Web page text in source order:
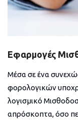
Εφαρμογές
Μέσα σε ένα
φορολογικών
λογισμικό
απρόσκοπτα, όσο